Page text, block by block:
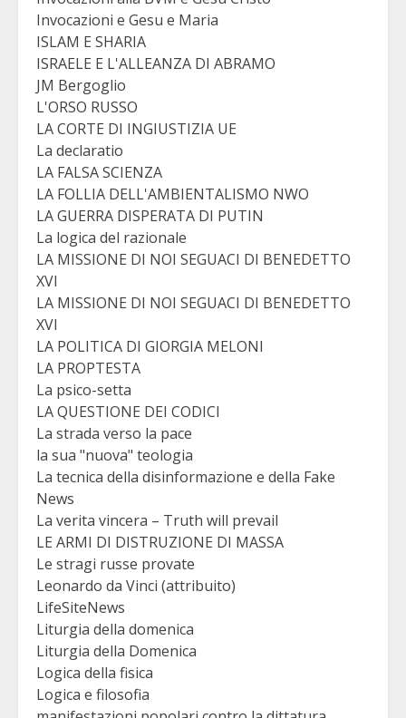
Invocazioni e Gesu e Maria
ISLAM E SHARIA
ISRAELE E L'ALLEANZA DI ABRAMO
JM Bergoglio
L'ORSO RUSSO
LA CORTE DI INGIUSTIZIA UE
La declaratio
LA FALSA SCIENZA
LA FOLLIA DELL'AMBIENTALISMO NWO
LA GUERRA DISPERATA DI PUTIN
La logica del razionale
LA MISSIONE DI NOI SEGUACI DI BENEDETTO
XVI
LA MISSIONE DI NOI SEGUACI DI BENEDETTO
XVI
LA POLITICA DI GIORGIA MELONI
LA PROPTESTA
La psico-setta
LA QUESTIONE DEI CODICI
La strada verso la pace
la sua "nuova" teologia
La tecnica della disinformazione e della Fake
News
La verita vincera – Truth will prevail
LE ARMI DI DISTRUZIONE DI MASSA
Le stragi russe provate
Leonardo da Vinci (attribuito)
LifeSiteNews
Liturgia della domenica
Liturgia della Domenica
Logica della fisica
Logica e filosofia